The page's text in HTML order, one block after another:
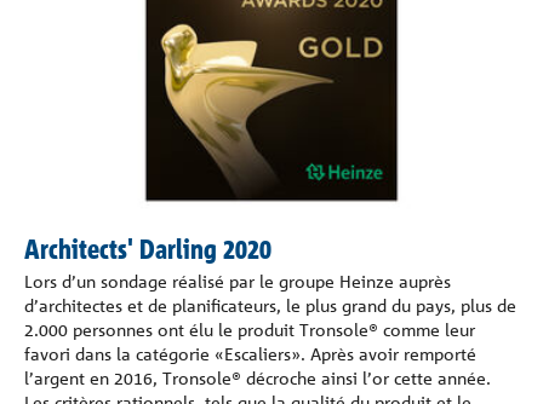
Architects' Darling 2020
Lors d’un sondage réalisé par le groupe Heinze auprès
d’architectes et de planificateurs, le plus grand du pays, plus de
2.000 personnes ont élu le produit Tronsole® comme leur
favori dans la catégorie «Escaliers». Après avoir remporté
l’argent en 2016, Tronsole® décroche ainsi l’or cette année.